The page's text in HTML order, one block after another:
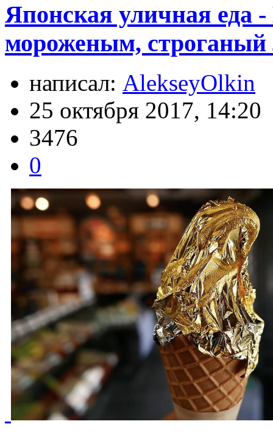
Японская уличная еда
мороженым, строганый
написал: AlekseyOlkin
25 октября 2017, 14:20
3476
0